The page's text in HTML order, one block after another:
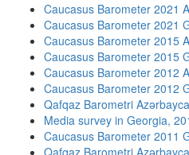
Caucasus Barometer 2021
Caucasus Barometer 2021
Caucasus Barometer 2015
Caucasus Barometer 2015
Caucasus Barometer 2012
Caucasus Barometer 2012
Qafqaz Barometri
Media survey in Georgia,
Caucasus Barometer 2011
Qafqaz Barometri